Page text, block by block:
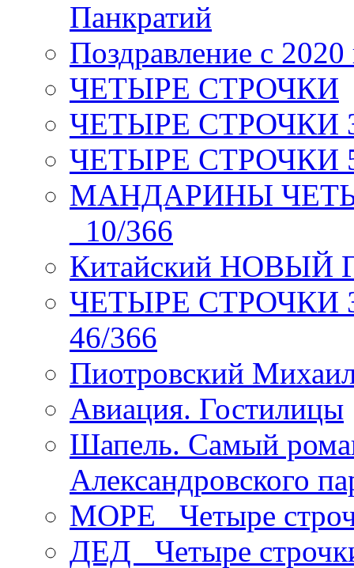
Панкратий
Поздравление с 2020
ЧЕТЫРЕ СТРОЧКИ
ЧЕТЫРЕ СТРОЧКИ 3
ЧЕТЫРЕ СТРОЧКИ 5
МАНДАРИНЫ
_10/366
Китайский НОВЫЙ
ЧЕТЫРЕ СТРОЧКИ
46/366
Пиотровский
Авиация. Гостилицы
Шапель. Самый
Александровского
МОРЕ _Четыре
ДЕД _Четыре